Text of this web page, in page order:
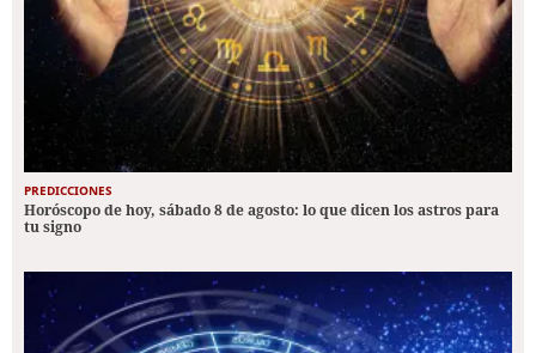
PREDICCIONES
Horóscopo de hoy, sábado 8 de agosto: lo que dicen los astros para
tu signo